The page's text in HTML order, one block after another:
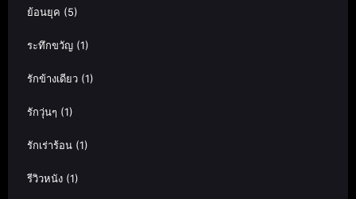
ย้อนยุค (5)
ระทึกขวัญ (1)
รักข้างเดียว (1)
รักวุ่นๆ (1)
รักเร่าร้อน (1)
รีวิวหนัง (1)